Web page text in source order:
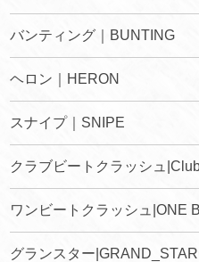
バンティング｜BUNTING
ヘロン｜HERON
スナイプ｜SNIPE
クラブビートクラッシュ
ワンビートクラッシュ|ONE
グランスター